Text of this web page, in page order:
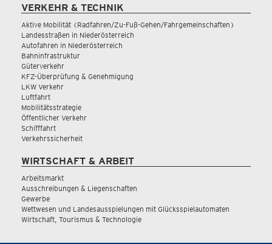
VERKEHR & TECHNIK
Aktive Mobilität (Radfahren/Zu-Fuß-Gehen/Fahrgemeinschaften)
Landesstraßen in Niederösterreich
Autofahren in Niederösterreich
Bahninfrastruktur
Güterverkehr
KFZ-Überprüfung & Genehmigung
LKW Verkehr
Luftfahrt
Mobilitätsstrategie
Öffentlicher Verkehr
Schifffahrt
Verkehrssicherheit
WIRTSCHAFT & ARBEIT
Arbeitsmarkt
Ausschreibungen & Liegenschaften
Gewerbe
Wettwesen und Landesausspielungen mit Glücksspielautomaten
Wirtschaft, Tourismus & Technologie